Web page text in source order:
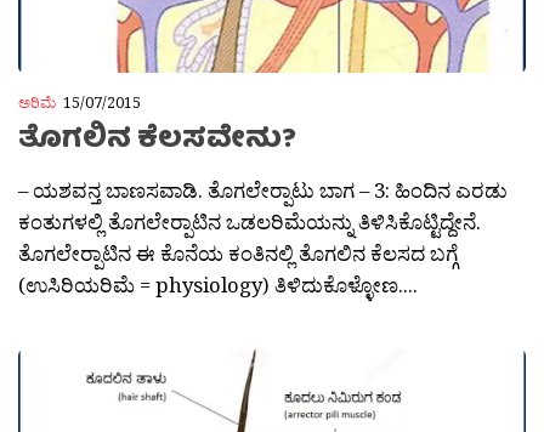
ಅರಿಮೆ 15/07/2015
ತೊಗಲಿನ ಕೆಲಸವೇನು?
– ಯಶವನ್ತ ಬಾಣಸವಾಡಿ. ತೊಗಲೇರ‍್ಪಾಟು ಬಾಗ – 3: ಹಿಂದಿನ ಎರಡು
ಕಂತುಗಳಲ್ಲಿ ತೊಗಲೇರ‍್ಪಾಟಿನ ಒಡಲರಿಮೆಯನ್ನು ತಿಳಿಸಿಕೊಟ್ಟಿದ್ದೇನೆ.
ತೊಗಲೇರ‍್ಪಾಟಿನ ಈ ಕೊನೆಯ ಕಂತಿನಲ್ಲಿ ತೊಗಲಿನ ಕೆಲಸದ ಬಗ್ಗೆ
(ಉಸಿರಿಯರಿಮೆ = physiology) ತಿಳಿದುಕೊಳ್ಳೋಣ....